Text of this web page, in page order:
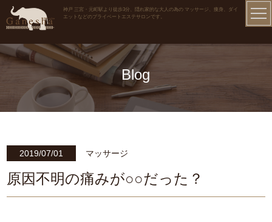
神戸 三宮・元町駅より徒歩3分、隠れ家的な大人の為の マッサージ、痩身、ダイ
エットなどのプライベートエステサロンです。
Blog
2019/07/01 マッサージ
原因不明の痛みが○○だった？